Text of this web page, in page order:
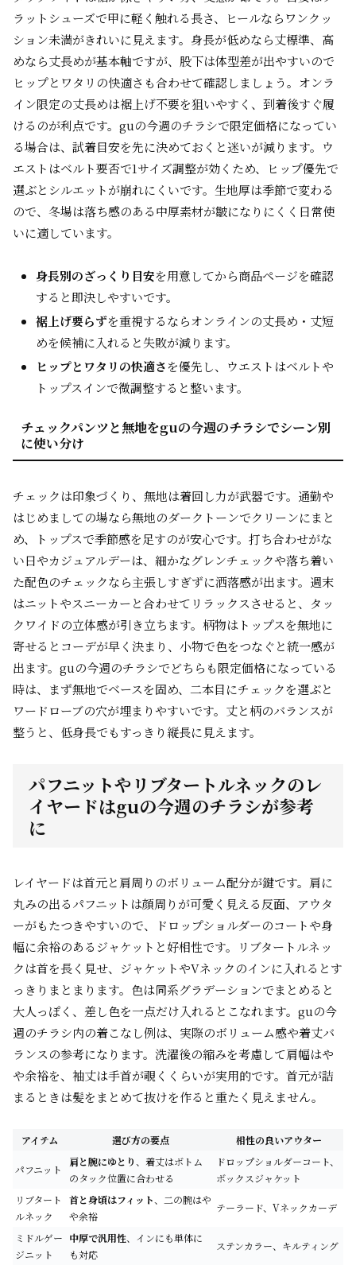
ラットシューズで甲に軽く触れる長さ、ヒールならワンクッ
ション未満がきれいに見えます。身長が低めなら丈標準、高
めなら丈長めが基本軸ですが、股下は体型差が出やすいので
ヒップとワタリの快適さも合わせて確認しましょう。オンラ
イン限定の丈長めは裾上げ不要を狙いやすく、到着後すぐ履
けるのが利点です。guの今週のチラシで限定価格になってい
る場合は、試着目安を先に決めておくと迷いが減ります。ウ
エストはベルト要否で1サイズ調整が効くため、ヒップ優先で
選ぶとシルエットが崩れにくいです。生地厚は季節で変わる
ので、冬場は落ち感のある中厚素材が皺になりにくく日常使
いに適しています。
身長別のざっくり目安を用意してから商品ページを確認
すると即決しやすいです。
裾上げ要らずを重視するならオンラインの丈長め・丈短
めを候補に入れると失敗が減ります。
ヒップとワタリの快適さを優先し、ウエストはベルトや
トップスインで微調整すると整います。
チェックパンツと無地をguの今週のチラシでシーン別
に使い分け
チェックは印象づくり、無地は着回し力が武器です。通勤や
はじめましての場なら無地のダークトーンでクリーンにまと
め、トップスで季節感を足すのが安心です。打ち合わせがな
い日やカジュアルデーは、細かなグレンチェックや落ち着い
た配色のチェックなら主張しすぎずに洒落感が出ます。週末
はニットやスニーカーと合わせてリラックスさせると、タッ
クワイドの立体感が引き立ちます。柄物はトップスを無地に
寄せるとコーデが早く決まり、小物で色をつなぐと統一感が
出ます。guの今週のチラシでどちらも限定価格になっている
時は、まず無地でベースを固め、二本目にチェックを選ぶと
ワードローブの穴が埋まりやすいです。丈と柄のバランスが
整うと、低身長でもすっきり縦長に見えます。
パフニットやリブタートルネックのレ
イヤードはguの今週のチラシが参考
に
レイヤードは首元と肩周りのボリューム配分が鍵です。肩に
丸みの出るパフニットは顔周りが可愛く見える反面、アウタ
ーがもたつきやすいので、ドロップショルダーのコートや身
幅に余裕のあるジャケットと好相性です。リブタートルネッ
クは首を長く見せ、ジャケットやVネックのインに入れるとす
っきりまとまります。色は同系グラデーションでまとめると
大人っぽく、差し色を一点だけ入れるとこなれます。guの今
週のチラシ内の着こなし例は、実際のボリューム感や着丈バ
ランスの参考になります。洗濯後の縮みを考慮して肩幅はや
や余裕を、袖丈は手首が覗くくらいが実用的です。首元が詰
まるときは髪をまとめて抜けを作ると重たく見えません。
アイテム 選び方の要点 相性の良いアウター
パフニット
肩と腕にゆとり、着丈はボトム
のタック位置に合わせる
ドロップショルダーコート、
ボックスジャケット
リブタート
ルネック
首と身頃はフィット、二の腕はや
や余裕
テーラード、Vネックカーデ
ミドルゲー
ジニット
中厚で汎用性、インにも単体に
も対応
ステンカラー、キルティング